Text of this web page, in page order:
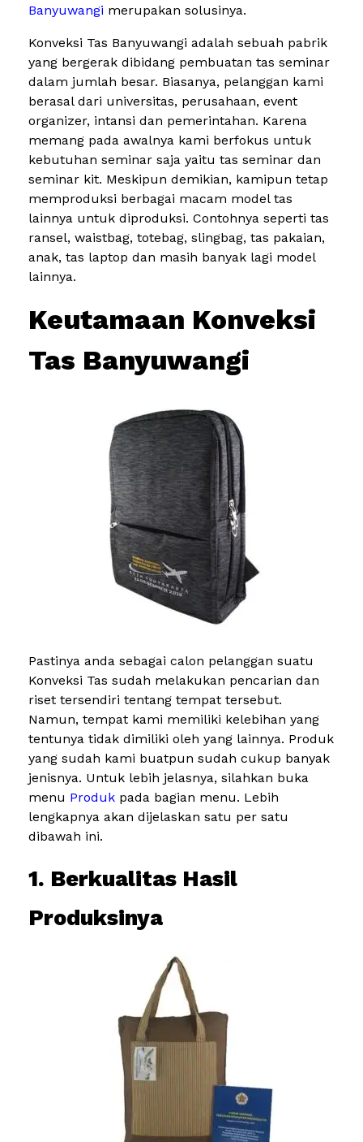
Banyuwangi merupakan solusinya.
Konveksi Tas Banyuwangi adalah sebuah pabrik
yang bergerak dibidang pembuatan tas seminar
dalam jumlah besar. Biasanya, pelanggan kami
berasal dari universitas, perusahaan, event
organizer, intansi dan pemerintahan. Karena
memang pada awalnya kami berfokus untuk
kebutuhan seminar saja yaitu tas seminar dan
seminar kit. Meskipun demikian, kamipun tetap
memproduksi berbagai macam model tas
lainnya untuk diproduksi. Contohnya seperti tas
ransel, waistbag, totebag, slingbag, tas pakaian,
anak, tas laptop dan masih banyak lagi model
lainnya.
Keutamaan Konveksi
Tas Banyuwangi
Pastinya anda sebagai calon pelanggan suatu
Konveksi Tas sudah melakukan pencarian dan
riset tersendiri tentang tempat tersebut.
Namun, tempat kami memiliki kelebihan yang
tentunya tidak dimiliki oleh yang lainnya. Produk
yang sudah kami buatpun sudah cukup banyak
jenisnya. Untuk lebih jelasnya, silahkan buka
menu Produk pada bagian menu. Lebih
lengkapnya akan dijelaskan satu per satu
dibawah ini.
1. Berkualitas Hasil
Produksinya